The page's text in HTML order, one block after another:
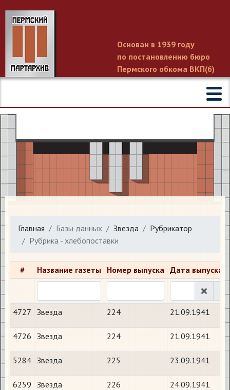
Основан в 1939 году
по постановлению бюро
Пермского обкома ВКП(б)
Главная Базы данных Звезда
Рубрикатор
Рубрика - хлебопоставки
# Название газеты Номер выпуска Дата выпуска
4727 Звезда 224 21.09.1941
4726 Звезда 224 21.09.1941
5284 Звезда 225 23.09.1941
6259 Звезда 226 24.09.1941